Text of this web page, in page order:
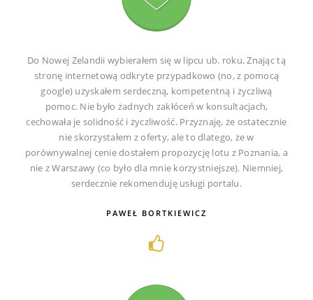
Do Nowej Zelandii wybierałem się w lipcu ub. roku. Znając tą
stronę internetową odkryte przypadkowo (no, z pomocą
google) uzyskałem serdeczną, kompetentną i życzliwą
pomoc. Nie było żadnych zakłóceń w konsultacjach,
cechowała je solidność i życzliwość. Przyznaję, że ostatecznie
nie skorzystałem z oferty, ale to dlatego, że w
porównywalnej cenie dostałem propozycję lotu z Poznania, a
nie z Warszawy (co było dla mnie korzystniejsze). Niemniej,
serdecznie rekomenduję usługi portalu.
PAWEŁ BORTKIEWICZ